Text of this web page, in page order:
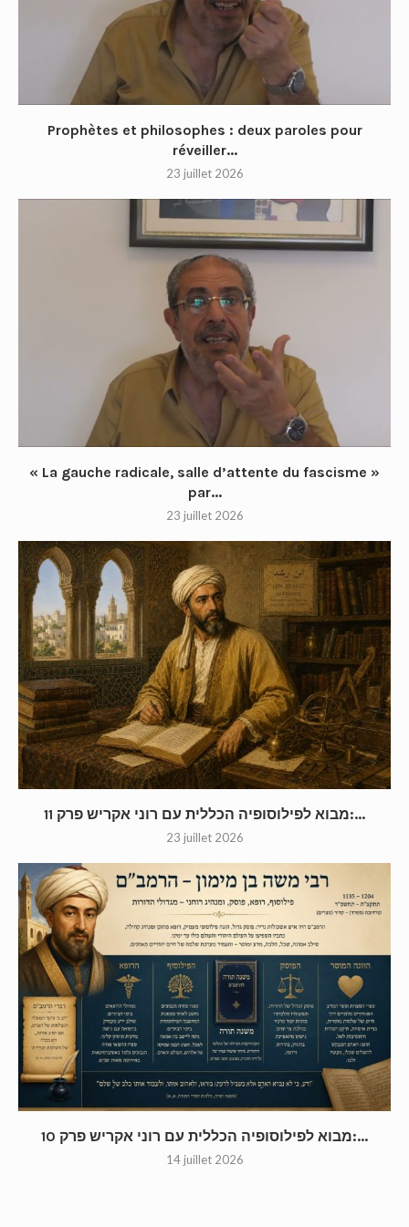
Prophètes et philosophes : deux paroles pour
réveiller...
23 juillet 2026
« La gauche radicale, salle d’attente du fascisme »
par...
23 juillet 2026
מבוא לפילוסופיה הכללית עם רוני אקריש פרק 11:...
23 juillet 2026
מבוא לפילוסופיה הכללית עם רוני אקריש פרק 10:...
14 juillet 2026